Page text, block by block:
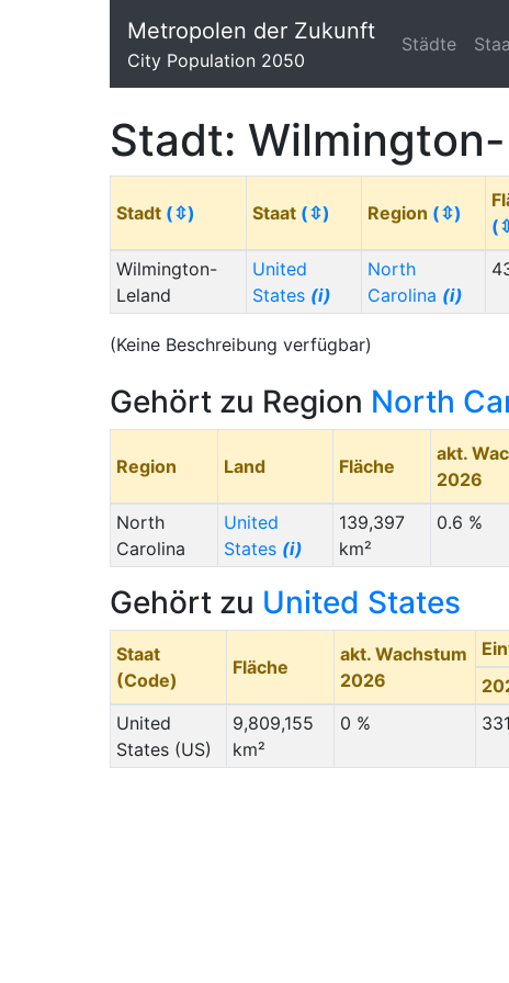
Metropolen der Zukunft
City Population 2050
Städte
Stadt:
Stadt (⇳) Staat (⇳) Region (⇳)
Wilmington-
Leland
United
States (i)
North
Carolina (i)
(Keine Beschreibung verfügbar)
Gehört zu Region North
Region Land Fläche
akt.
2026
North
Carolina
United
States (i)
139,397
km²
0.6 %
Gehört zu United States
Staat
(Code)
Fläche
akt. Wachstum
2026
United
States (US)
9,809,155
km²
0 %